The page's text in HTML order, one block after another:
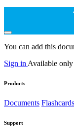
You can add this
Sign in Available only
Products
Documents Flashcards
Support